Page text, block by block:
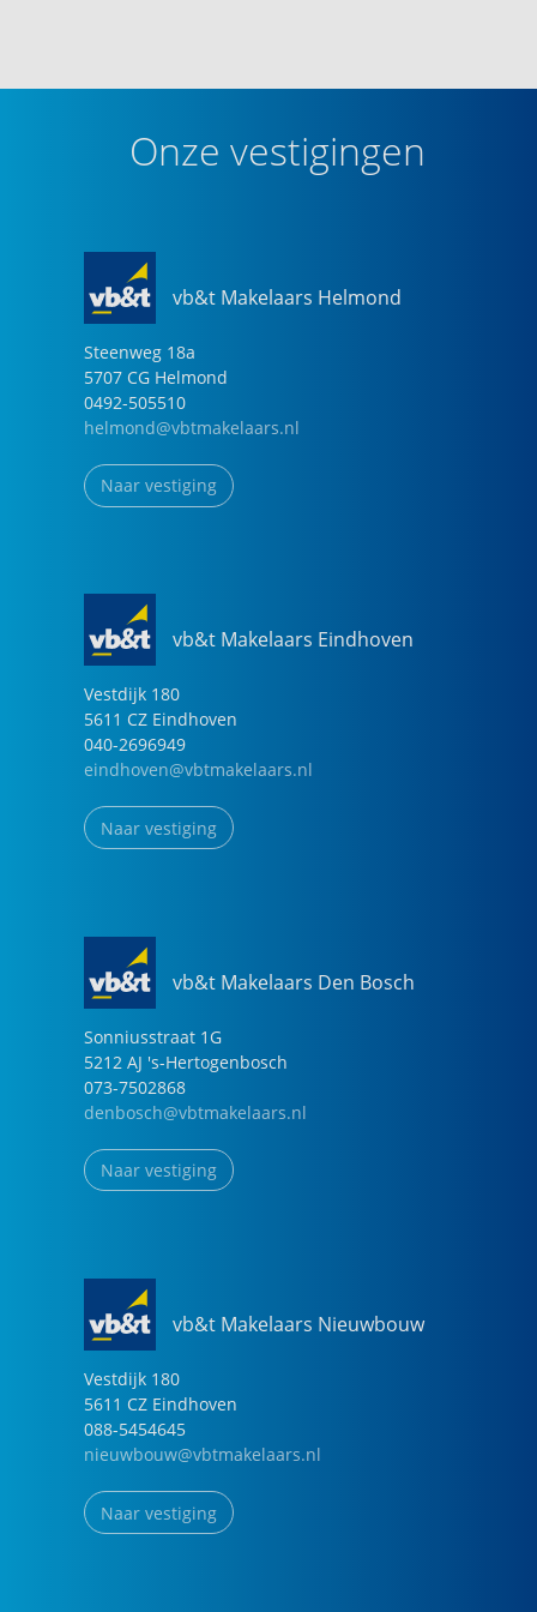
Onze vestigingen
vb&t Makelaars Helmond
Steenweg 18a
5707 CG Helmond
0492-505510
helmond@vbtmakelaars.nl
Naar vestiging
vb&t Makelaars Eindhoven
Vestdijk 180
5611 CZ Eindhoven
040-2696949
eindhoven@vbtmakelaars.nl
Naar vestiging
vb&t Makelaars Den Bosch
Sonniusstraat 1G
5212 AJ 's-Hertogenbosch
073-7502868
denbosch@vbtmakelaars.nl
Naar vestiging
vb&t Makelaars Nieuwbouw
Vestdijk 180
5611 CZ Eindhoven
088-5454645
nieuwbouw@vbtmakelaars.nl
Naar vestiging